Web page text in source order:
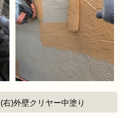
)外壁クリヤー中塗り